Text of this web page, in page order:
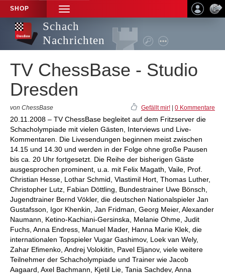
SHOP
TOGGLE
NAVIGATION
Schach
Nachrichten
TV ChessBase - Studio
Dresden
von ChessBase Gefällt mir! 0 Kommentare
20.11.2008 – TV ChessBase begleitet auf dem Fritzserver die
Schacholympiade mit vielen Gästen, Interviews und Live-
Kommentaren. Die Livesendungen beginnen meist zwischen
14.15 und 14.30 und werden in der Folge ohne große Pausen
bis ca. 20 Uhr fortgesetzt. Die Reihe der bisherigen Gäste
ausgesprochen prominent, u.a. mit Felix Magath, Vaile, Prof.
Christian Hesse, Lothar Schmid, Vlastimil Hort, Thomas Luther,
Christopher Lutz, Fabian Döttling, Bundestrainer Uwe Bönsch,
Jugendtrainer Bernd Vökler, die deutschen Nationalspieler Jan
Gustafsson, Igor Khenkin, Jan Fridman, Georg Meier, Alexander
Naumann, Ketino-Kachiani-Gersinska, Melanie Ohme, Judit
Fuchs, Anna Endress, Manuel Mader, Hanna Marie Klek, die
internationalen Topspieler Vugar Gashimov, Loek van Wely,
Zahar Efimenko, Andrej Volokitin, Pavel Eljanov, viele weitere
Teilnehmer der Schacholympiade und Trainer wie Jacob
Aagaard, Axel Bachmann, Kjetil Lie, Tania Sachdev, Anna